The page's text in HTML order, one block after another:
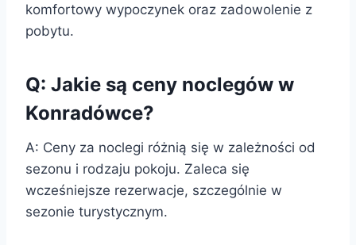
komfortowy wypoczynek oraz zadowolenie z
pobytu.
Q: Jakie są ceny noclegów w
Konradówce?
A: Ceny za noclegi różnią się w zależności od
sezonu i rodzaju pokoju. Zaleca się
wcześniejsze rezerwacje, szczególnie w
sezonie turystycznym.